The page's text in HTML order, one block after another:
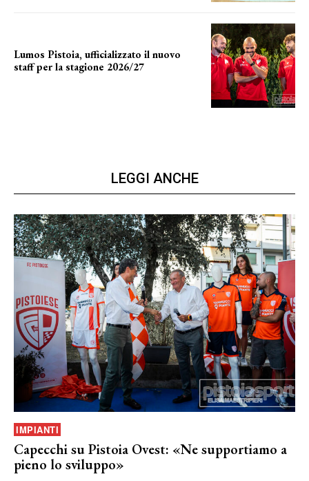
Lumos Pistoia, ufficializzato il nuovo
staff per la stagione 2026/27
LEGGI ANCHE
IMPIANTI
Capecchi su Pistoia Ovest: «Ne supportiamo a
pieno lo sviluppo»